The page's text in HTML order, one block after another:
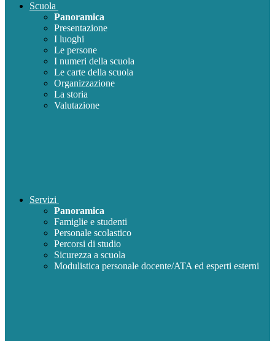
Scuola
Panoramica
Presentazione
I luoghi
Le persone
I numeri della scuola
Le carte della scuola
Organizzazione
La storia
Valutazione
Servizi
Panoramica
Famiglie e studenti
Personale scolastico
Percorsi di studio
Sicurezza a scuola
Modulistica personale docente/ATA ed esperti esterni